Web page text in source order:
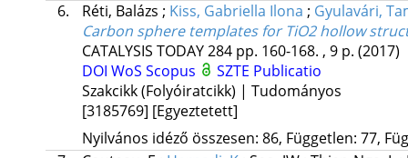
6.
Réti, Balázs ; Kiss, Gabriella Ilona ; Gyulavári,
Carbon sphere templates for TiO2 hollow
CATALYSIS TODAY284 pp. 160-168. , 9 p. (2017)
DOI WoS Scopus
SZTE Publicatio
Szakcikk (Folyóiratcikk) | Tudományos
[3185769] [Egyeztetett]
Nyilvános idéző összesen: 86, Független: 77,